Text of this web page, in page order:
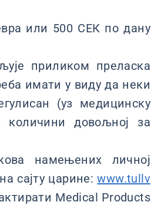
или 500 СЕК по дану
приликом преласка
имати у виду да неки
(уз медицинску
количини довољној за
намењених личној
сајту царине:www.tullv
Medical Products